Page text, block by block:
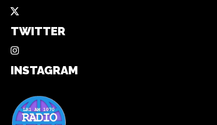
TWITTER
INSTAGRAM